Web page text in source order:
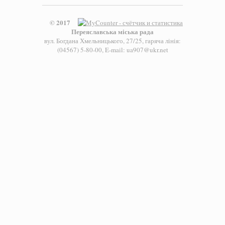
© 2017
Переяславська міська рада
вул. Богдана Хмельницького, 27/25, гаряча лінія:
(04567) 5-80-00, E-mail: ua907@ukr.net